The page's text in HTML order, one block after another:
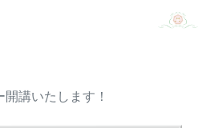
講いたします！